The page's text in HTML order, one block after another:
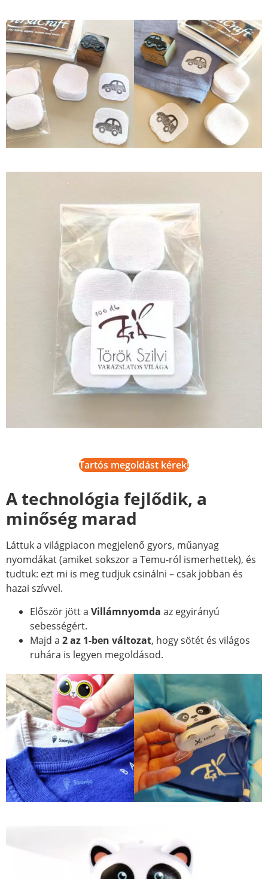
Tartós megoldást kérek!
A technológia fejlődik, a
minőség marad
Láttuk a világpiacon megjelenő gyors, műanyag
nyomdákat (amiket sokszor a Temu-ról ismerhettek), és
tudtuk: ezt mi is meg tudjuk csinálni – csak jobban és
hazai szívvel.
Először jött a Villámnyomda az egyirányú
sebességért.
Majd a 2 az 1-ben változat, hogy sötét és világos
ruhára is legyen megoldásod.